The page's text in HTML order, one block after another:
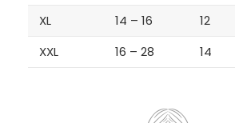
XL
14 – 16 12
XXL
16 – 28 14